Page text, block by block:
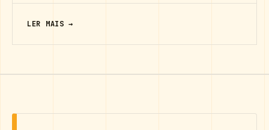
LER MAIS →